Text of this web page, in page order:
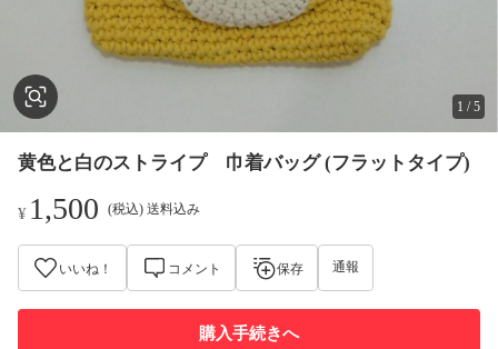
1 /5
黄色と白のストライプ 巾着バッグ (フラットタイプ)
¥ 1,500 (税込) 送料込み
いいね！ コメント 保存 通報
購入手続きへ